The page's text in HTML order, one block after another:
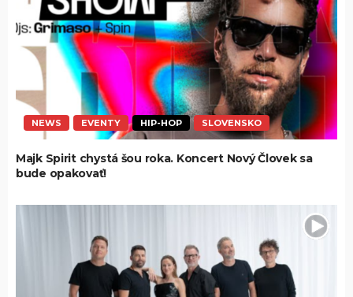
NEWS EVENTY HIP-HOP SLOVENSKO
Majk Spirit chystá šou roka. Koncert Nový Človek sa
bude opakovať!